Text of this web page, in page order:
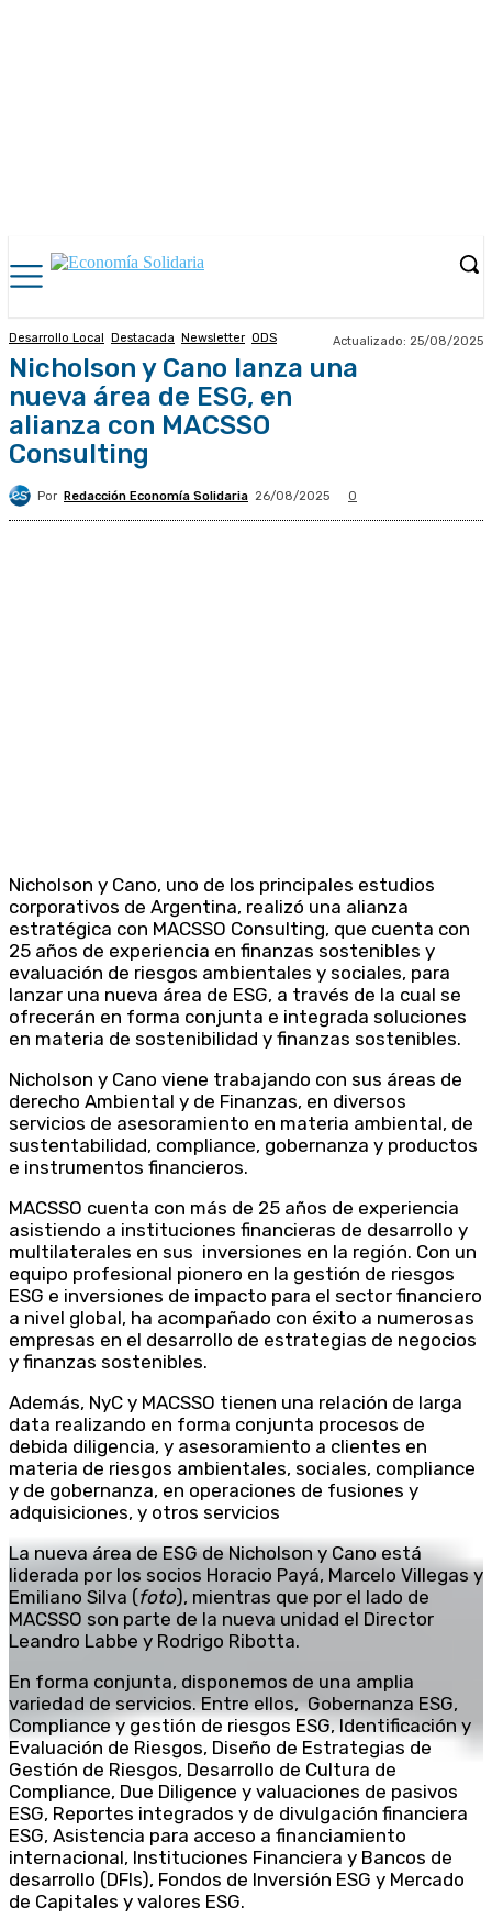
Desarrollo Local Destacada Newsletter ODS Actualizado: 25/08/2025
Nicholson y Cano lanza una
nueva área de ESG, en
alianza con MACSSO
Consulting
Por Redacción Economía Solidaria 26/08/2025 0
Nicholson y Cano, uno de los principales estudios
corporativos de Argentina, realizó una alianza
estratégica con MACSSO Consulting, que cuenta con
25 años de experiencia en finanzas sostenibles y
evaluación de riesgos ambientales y sociales, para
lanzar una nueva área de ESG, a través de la cual se
ofrecerán en forma conjunta e integrada soluciones
en materia de sostenibilidad y finanzas sostenibles.
Nicholson y Cano viene trabajando con sus áreas de
derecho Ambiental y de Finanzas, en diversos
servicios de asesoramiento en materia ambiental, de
sustentabilidad, compliance, gobernanza y productos
e instrumentos financieros.
MACSSO cuenta con más de 25 años de experiencia
asistiendo a instituciones financieras de desarrollo y
multilaterales en sus inversiones en la región. Con un
equipo profesional pionero en la gestión de riesgos
ESG e inversiones de impacto para el sector financiero
a nivel global, ha acompañado con éxito a numerosas
empresas en el desarrollo de estrategias de negocios
y finanzas sostenibles.
Además, NyC y MACSSO tienen una relación de larga
data realizando en forma conjunta procesos de
debida diligencia, y asesoramiento a clientes en
materia de riesgos ambientales, sociales, compliance
y de gobernanza, en operaciones de fusiones y
adquisiciones, y otros servicios
La nueva área de ESG de Nicholson y Cano está
liderada por los socios Horacio Payá, Marcelo Villegas y
Emiliano Silva (foto), mientras que por el lado de
MACSSO son parte de la nueva unidad el Director
Leandro Labbe y Rodrigo Ribotta.
En forma conjunta, disponemos de una amplia
variedad de servicios. Entre ellos, Gobernanza ESG,
Compliance y gestión de riesgos ESG, Identificación y
Evaluación de Riesgos, Diseño de Estrategias de
Gestión de Riesgos, Desarrollo de Cultura de
Compliance, Due Diligence y valuaciones de pasivos
ESG, Reportes integrados y de divulgación financiera
ESG, Asistencia para acceso a financiamiento
internacional, Instituciones Financiera y Bancos de
desarrollo (DFIs), Fondos de Inversión ESG y Mercado
de Capitales y valores ESG.